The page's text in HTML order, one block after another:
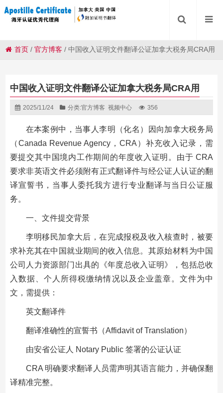
首页 /官方博客 /中国收入证明文件翻译公证加拿大税务局CRA用
中国收入证明文件翻译公证加拿大税务局CRA用
2025/11/24 分类:官方博客 视频中心 356
在本案例中，当事人李明（化名）因向加拿大税务局
（Canada Revenue Agency，CRA）补充收入记录，需
要提交其中国境内工作期间的年度收入证明。由于 CRA
要求非英语文件必须附有正式翻译件与经公证人认证的翻
译宣誓书，当事人委托我方进行专业翻译与当日公证服
务。
一、文件提交背景
李明移民加拿大后，在完成报税及收入核查时，被要
求补充其在中国就业期间的收入信息。其原始材料为中国
公司人力资源部门出具的《年度总收入证明》，包括总收
入数据、个人所得税缴纳情况以及企业盖章。文件为中
文，需提供：
英文翻译件
翻译准确性的宣誓书（Affidavit of Translation）
由安省公证人 Notary Public 签署的公证认证
CRA 明确要求翻译人员需声明其语言能力，并确保翻
译精准完整。